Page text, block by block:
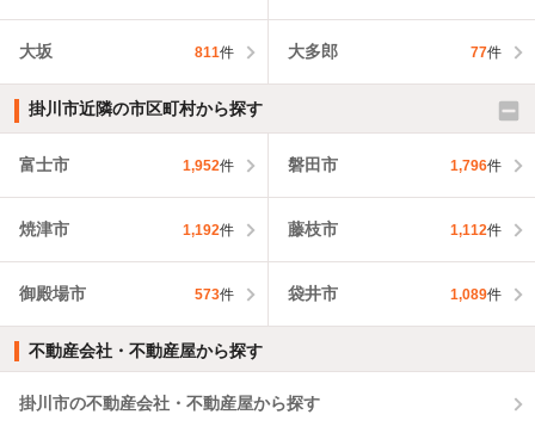
大坂 811件 大多郎 77件
掛川市近隣の市区町村から探す
富士市 1,952件 磐田市 1,796件
焼津市 1,192件 藤枝市 1,112件
御殿場市 573件 袋井市 1,089件
不動産会社・不動産屋から探す
掛川市の不動産会社・不動産屋から探す